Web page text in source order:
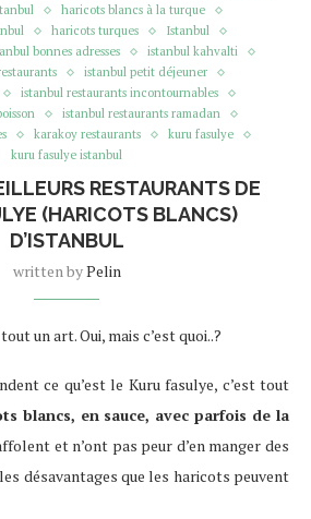
haricots blancs à la turque
haricots turques
Istanbul
bonnes adresses
istanbul kahvalti
istanbul petit déjeuner
istanbul restaurants incontournables
istanbul restaurants ramadan
karakoy restaurants
kuru fasulye
kuru fasulye istanbul
RESTAURANTS DE
(HARICOTS BLANCS)
D’ISTANBUL
written byPelin
un art. Oui, mais c’est quoi..?
ce qu’est le Kuru fasulye, c’est tout
blancs, en sauce, avec parfois de la
et n’ont pas peur d’en manger des
désavantages que les haricots peuvent